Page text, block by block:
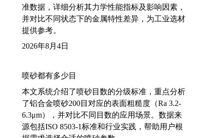
准数据，详细分析其力学性能指标及影响因素，
并对比不同状态下的金属特性差异，为工业选材
提供参考。
2026年8月4日
喷砂都有多少目
本文系统介绍了喷砂目数的分级标准，重点分析
了铝合金喷砂200目对应的表面粗糙度（Ra 3.2-
6.3μm），并对比不同目数的应用场景。数据来
源包括ISO 8503-1标准和行业实践，帮助用户根